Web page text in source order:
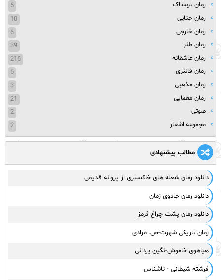
رمان ترسناک
5
رمان جنایی
10
رمان خارجی
6
رمان طنز
39
رمان عاشقانه
216
رمان فانتزی
5
رمان مذهبی
3
رمان معمایی
21
صوتی
2
مجموعه اشعار
2
مطالب پیشنهادی
دانلود رمان شعله های خاکستری از پروانه قدیمی
دانلود رمان جادوی زمان
دانلود رمان پشت چراغ قرمز
رمان تاریکی شهرت-ص. مرادی
هیاهوی خاموش-نگین یزدانی
فرشته شیطانی - ناشناس